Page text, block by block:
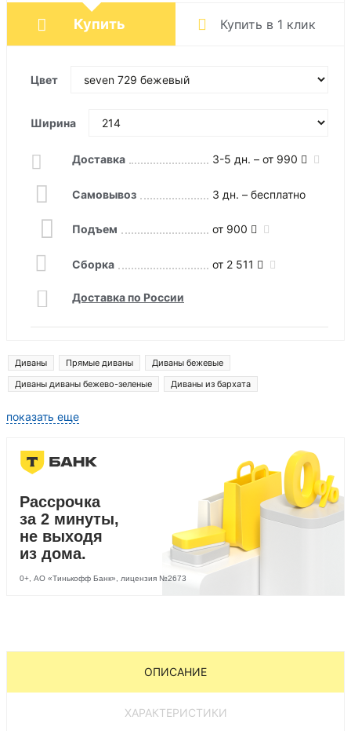
Купить Купить в 1 клик
Цвет
Ширина
Доставка 3-5 дн. – от 990
Самовывоз 3 дн. – бесплатно
Подъем от 900
Сборка от 2 511
Доставка по России
Диваны Прямые диваны
Диваны бежевые
Диваны диваны бежево-зеленые
Диваны из бархата
Диваны лига модерн
показать еще
Рассрочка
за 2 минуты,
не выходя
из дома.
0+, АО «Тинькофф Банк», лицензия №2673
ОПИСАНИЕ
ХАРАКТЕРИСТИКИ